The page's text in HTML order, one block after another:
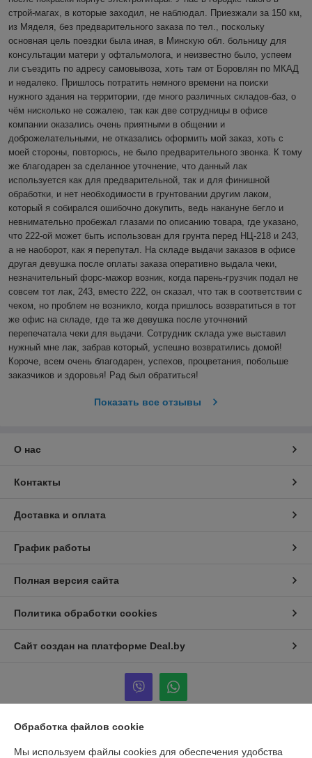
строй-магах, в которые заходил, не наблюдал. Приезжали за 150 км,
из Мяделя, без предварительного заказа по тел., поскольку
основная цель поездки была иная, в Минскую обл. больницу для
консультации матери у офтальмолога, и неизвестно было, успеем
ли съездить по адресу самовывоза, хоть там от Боровлян по МКАД
и недалеко. Пришлось потратить немного времени на поиски
нужного здания на территории, где много различных складов-баз, о
чём нисколько не сожалею, так как две сотрудницы в офисе
компании оказались очень приятными в общении и
доброжелательными, не отказались оформить мой заказ, хоть с
моей стороны, повторюсь, не было предварительного звонка. К тому
же благодарен за сделанное уточнение, что данный лак
используется как для предварительной, так и для финишной
обработки, и нет необходимости в грунтовании другим лаком,
который я собирался ошибочно докупить, ведь накануне бегло и
невнимательно пробежал глазами по описанию товара, где указано,
что 222-ой может быть использован для грунта перед НЦ-218 и 243,
а не наоборот, как я перепутал. На складе выдачи заказов в офисе
другая девушка после оплаты заказа оперативно выдала чеки,
незначительный форс-мажор возник, когда парень-грузчик подал не
совсем тот лак, 243, вместо 222, он сказал, что так в соответствии с
чеком, но проблем не возникло, когда пришлось возвратиться в тот
же офис на складе, где та же девушка после уточнений
перепечатала чеки для выдачи. Сотрудник склада уже выставил
нужный мне лак, забрав который, успешно возвратились домой!
Короче, всем очень благодарен, успехов, процветания, побольше
заказчиков и здоровья! Рад был обратиться!
Показать все отзывы
О нас
Контакты
Доставка и оплата
График работы
Полная версия сайта
Политика обработки cookies
Сайт создан на платформе Deal.by
Обработка файлов cookie
Мы используем файлы cookies для обеспечения удобства